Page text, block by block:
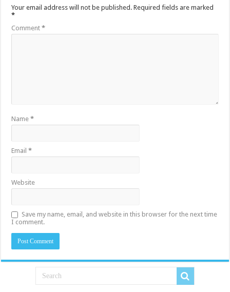
Your email address will not be published. Required fields are marked
*
Comment*
Name*
Email*
Website
Save my name, email, and website in this browser for the next time
I comment.